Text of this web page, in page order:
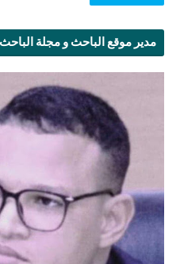
مدير موقع الباحث و مجلة